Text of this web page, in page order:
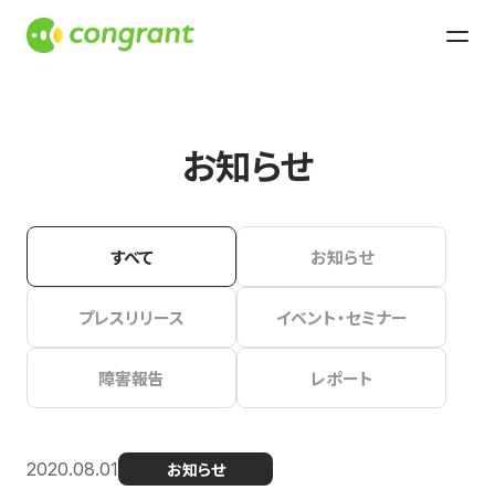
お知らせ
すべて お知らせ
プレスリリース イベント・セミナー
障害報告 レポート
2020.08.01 お知らせ